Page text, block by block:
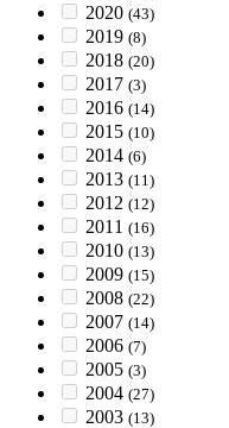
2020 (43)
2019 (8)
2018 (20)
2017 (3)
2016 (14)
2015 (10)
2014 (6)
2013 (11)
2012 (12)
2011 (16)
2010 (13)
2009 (15)
2008 (22)
2007 (14)
2006 (7)
2005 (3)
2004 (27)
2003 (13)